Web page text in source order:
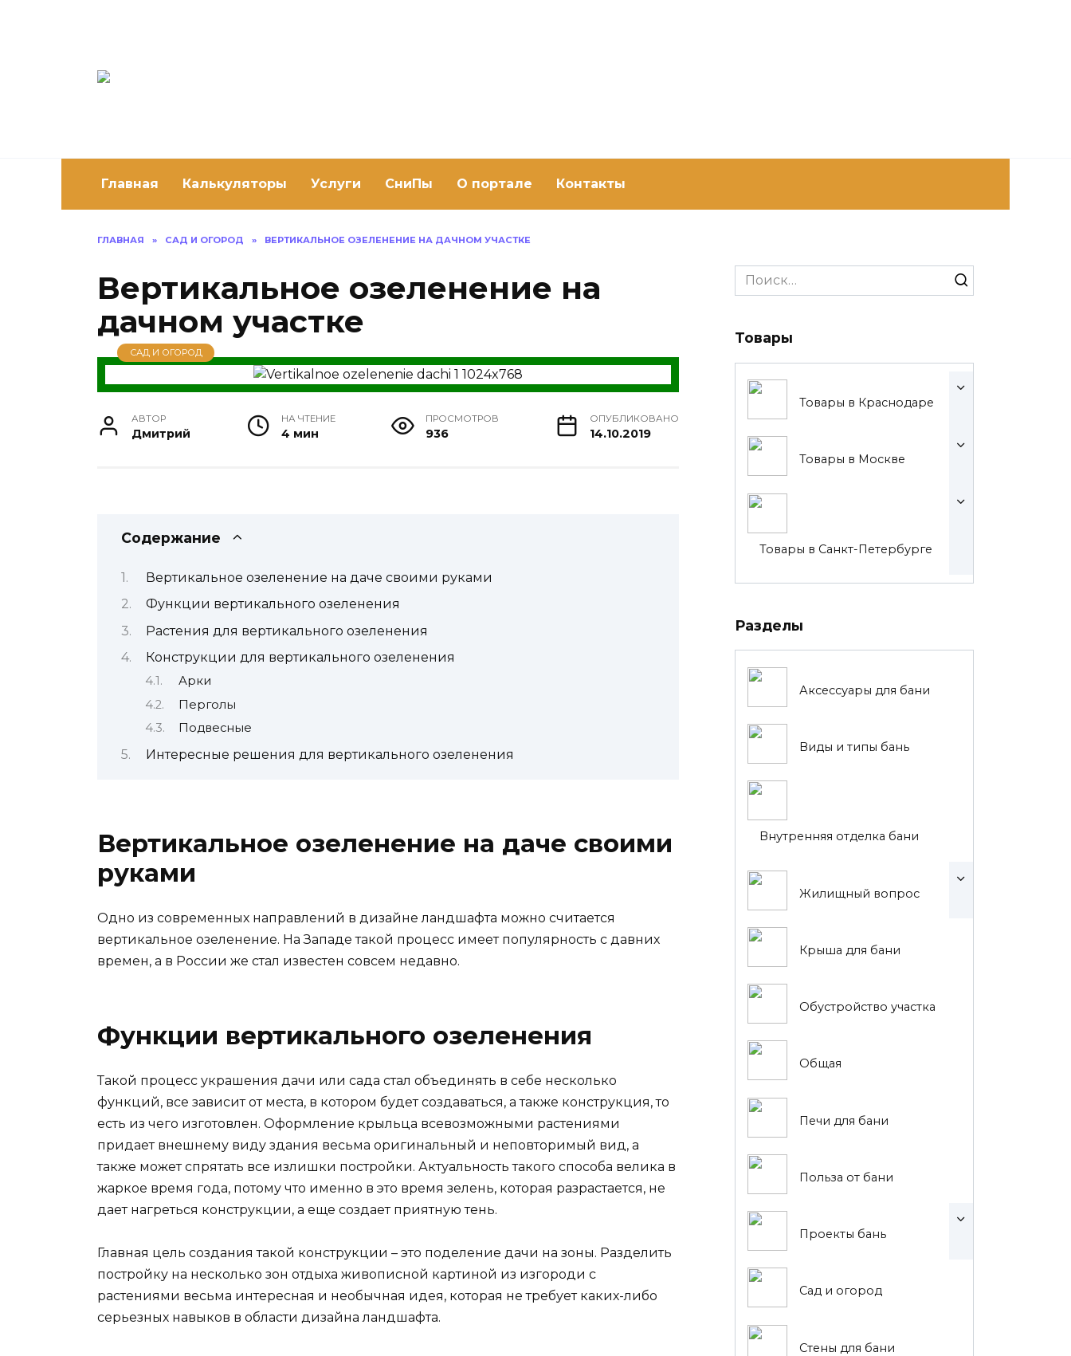
Главная Калькуляторы Услуги СниПы О портале Контакты
ГЛАВНАЯ » САД И ОГОРОД » ВЕРТИКАЛЬНОЕ ОЗЕЛЕНЕНИЕ НА ДАЧНОМ УЧАСТКЕ
Вертикальное озеленение на
дачном участке
САД И ОГОРОД
АВТОР
Дмитрий
НА ЧТЕНИЕ
4 мин
ПРОСМОТРОВ
936
ОПУБЛИКОВАНО
14.10.2019
Содержание
Вертикальное озеленение на даче своими руками
Функции вертикального озеленения
Растения для вертикального озеленения
Конструкции для вертикального озеленения
Арки
Перголы
Подвесные
Интересные решения для вертикального озеленения
Вертикальное озеленение на даче своими
руками
Одно из современных направлений в дизайне ландшафта можно считается
вертикальное озеленение. На Западе такой процесс имеет популярность с давних
времен, а в России же стал известен совсем недавно.
Функции вертикального озеленения
Такой процесс украшения дачи или сада стал объединять в себе несколько
функций, все зависит от места, в котором будет создаваться, а также конструкция, то
есть из чего изготовлен. Оформление крыльца всевозможными растениями
придает внешнему виду здания весьма оригинальный и неповторимый вид, а
также может спрятать все излишки постройки. Актуальность такого способа велика в
жаркое время года, потому что именно в это время зелень, которая разрастается, не
дает нагреться конструкции, а еще создает приятную тень.
Главная цель создания такой конструкции – это поделение дачи на зоны. Разделить
постройку на несколько зон отдыха живописной картиной из изгороди с
растениями весьма интересная и необычная идея, которая не требует каких-либо
серьезных навыков в области дизайна ландшафта.
Search
for:
Товары
Товары в Краснодаре
Товары в Москве
Товары в Санкт-Петербурге
Разделы
Аксессуары для бани
Виды и типы бань
Внутренняя отделка бани
Жилищный вопрос
Крыша для бани
Обустройство участка
Общая
Печи для бани
Польза от бани
Проекты бань
Сад и огород
Стены для бани